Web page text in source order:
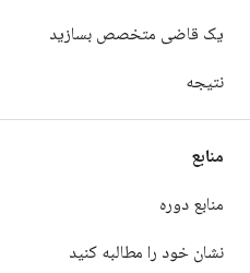
یک قاضی متخصص بسازید
نتیجه
منابع
منابع دوره
نشان خود را مطالبه کنید